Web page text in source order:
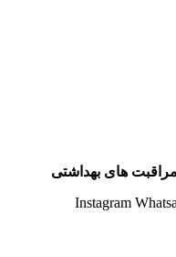
های بهداشتی
Instagram